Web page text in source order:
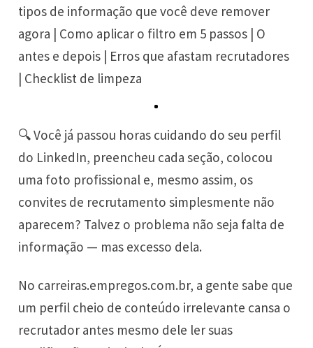
tipos de informação que você deve remover
agora | Como aplicar o filtro em 5 passos | O
antes e depois | Erros que afastam recrutadores
| Checklist de limpeza
🔍 Você já passou horas cuidando do seu perfil
do LinkedIn, preencheu cada seção, colocou
uma foto profissional e, mesmo assim, os
convites de recrutamento simplesmente não
aparecem? Talvez o problema não seja falta de
informação — mas excesso dela.
No carreiras.empregos.com.br, a gente sabe que
um perfil cheio de conteúdo irrelevante cansa o
recrutador antes mesmo dele ler suas